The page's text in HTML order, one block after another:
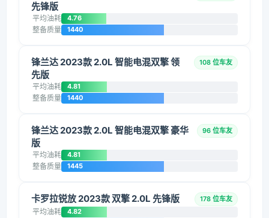
先锋版
平均油耗 4.76
整备质量 1440
锋兰达 2023款 2.0L 智能电混双擎 领
先版
108 位车友
平均油耗 4.81
整备质量 1440
锋兰达 2023款 2.0L 智能电混双擎 豪华
版
96 位车友
平均油耗 4.81
整备质量 1445
卡罗拉锐放 2023款 双擎 2.0L 先锋版 178 位车友
平均油耗 4.82